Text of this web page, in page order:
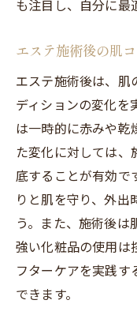
自分に最
施術内容
エステと
安全性と
も注目し、自分に最
エステ施術後の肌
エステ施術後は、肌
ディションの変化を
は一時的に赤みや乾
た変化に対しては
底することが有効で
りと肌を守り、外出
う。また、施術後
強い化粧品の使用は
フターケアを実践
できます。